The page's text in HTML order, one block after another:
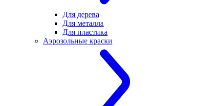
Для дерева
Для металла
Для пластика
Аэрозольные краски